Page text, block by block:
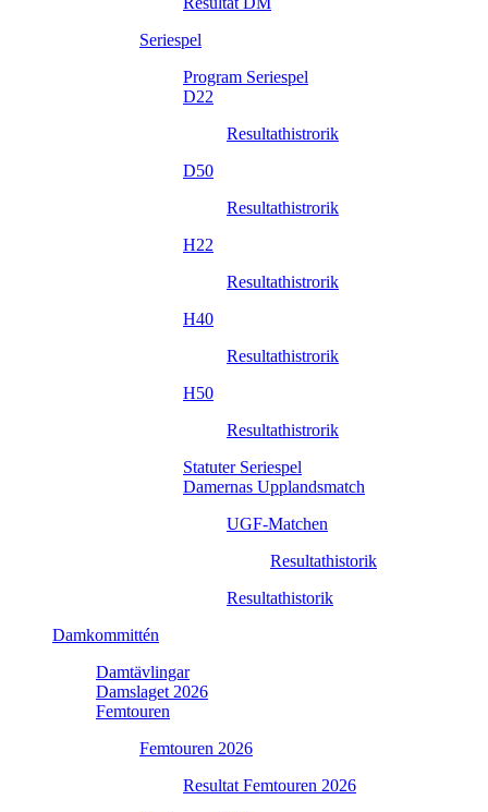
Seriespel
Program Seriespel
D22
Resultathistrorik
D50
Resultathistrorik
H22
Resultathistrorik
H40
Resultathistrorik
H50
Resultathistrorik
Statuter Seriespel
Damernas Upplandsmatch
UGF-Matchen
Resultathistorik
Resultathistorik
Damkommittén
Damtävlingar
Damslaget 2026
Femtouren
Femtouren 2026
Resultat Femtouren 2026